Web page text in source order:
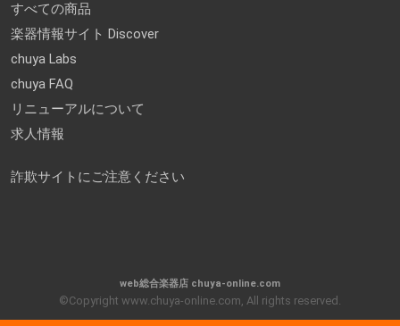
すべての商品
楽器情報サイト Discover
chuya Labs
chuya FAQ
リニューアルについて
求人情報
詐欺サイトにご注意ください
web総合楽器店 chuya-online.com
©Copyright www.chuya-online.com, All rights reserved.